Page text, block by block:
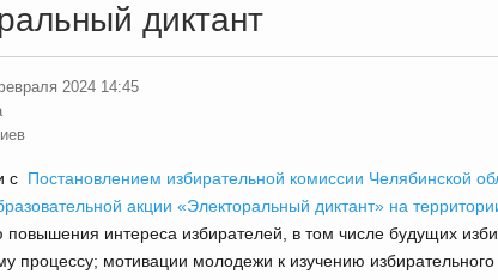
диктант
2024 14:45
с Постановлением избирательной комиссии Челябинской
акции «Электоральный диктант» на
повышения интереса избирателей, в том числе будущих
процессу; мотивации молодежи к изучению избирательного